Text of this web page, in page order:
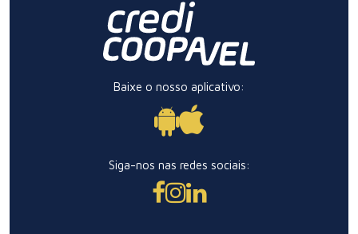
Baixe o nosso aplicativo:
Siga-nos nas redes sociais: